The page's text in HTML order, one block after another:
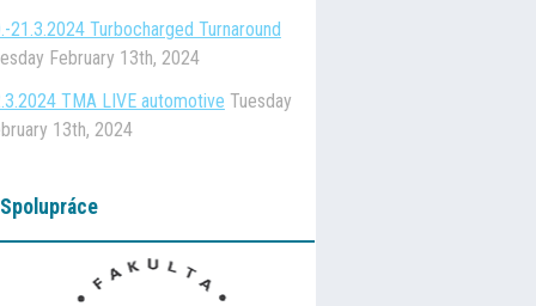
21.3.2024 Turbocharged Turnaround
February 13th, 2024
TMA LIVE automotive Tuesday
13th, 2024
Spolupráce